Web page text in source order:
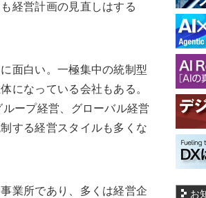
経営計画の見直しはする
面白い。一極集中の統制型
になっている会社もある。
ープ経営、グローバル経営
する経営スタイルも多くな
業所であり、多くは経営企 お